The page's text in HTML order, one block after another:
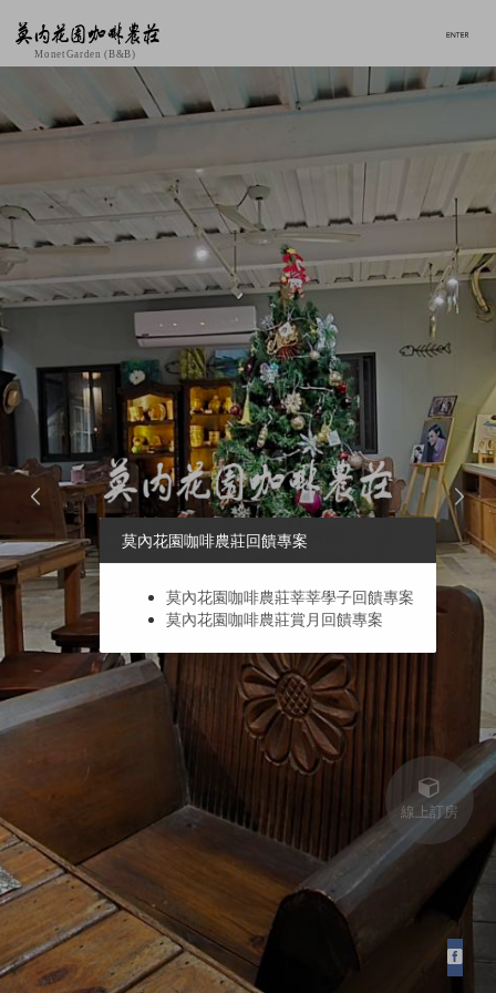
線上訂房
莫內花園咖啡農莊回饋專案
莫內花園咖啡農莊莘莘學子回饋專案
莫內花園咖啡農莊賞月回饋專案